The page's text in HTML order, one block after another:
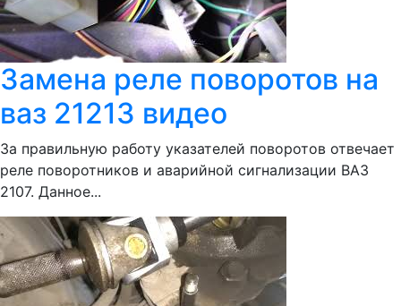
Замена реле поворотов на
ваз 21213 видео
За правильную работу указателей поворотов отвечает
реле поворотников и аварийной сигнализации ВАЗ
2107. Данное...